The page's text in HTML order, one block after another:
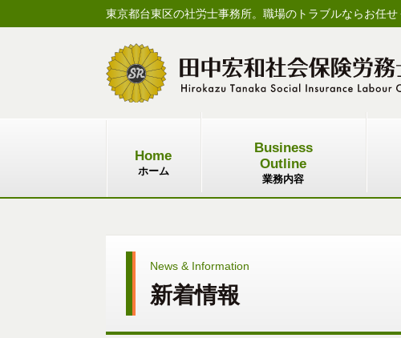
東京都台東区の社労士事務所。職場のトラブルならお任せ
Home
ホーム
Business
Outline
業務内容
News & Information
新着情報